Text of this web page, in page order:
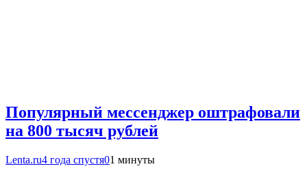
Популярный мессенджер оштрафовали
на 800 тысяч рублей
Lenta.ru4 года спустя01 минуты